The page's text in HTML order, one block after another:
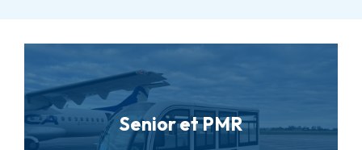
Senior et PMR